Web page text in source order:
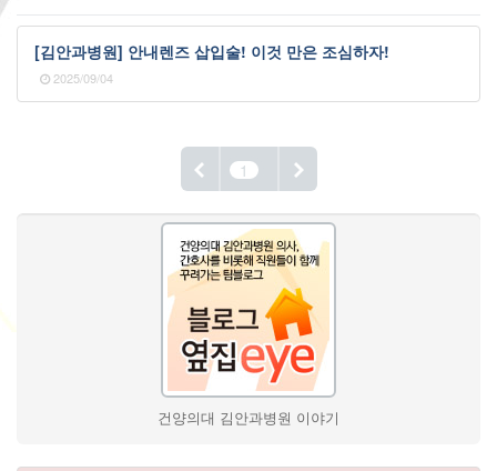
[김안과병원] 안내렌즈 삽입술! 이것 만은 조심하자!
2025/09/04
1
건양의대 김안과병원 이야기